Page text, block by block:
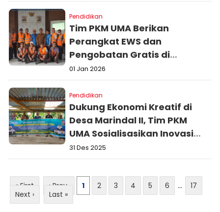
Pendidikan
Tim PKM UMA Berikan
Perangkat EWS dan
Pengobatan Gratis di
Kelurahan Pekan Tanjung
Pura Langkat
01 Jan 2026
Pendidikan
Dukung Ekonomi Kreatif di
Desa Marindal II, Tim PKM
UMA Sosialisasikan Inovasi
Pengasapan Ikan Ramah
Lingkungan
31 Des 2025
« First ‹ Prev 1 2 3 4 5 6 ...
17
Next ›
Last »